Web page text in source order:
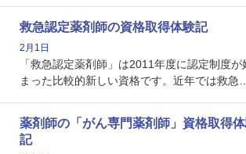
や、特有の疾患、心理状況を理解し、専門性を
深めることで、子どもとその保護者に寄り添え
る存在です。今回はそんな小児薬物療法認定薬
剤師の取得体験記をご紹介します。
救急認定薬剤師の資格取得体験記
2月1日
「救急認定薬剤師」は2011年度に認定制度が
まった比較的新しい資格です。近年では救急
とから、救急認定薬剤師を目指す病院薬剤師
増えているのではないでしょうか。今回はそ
な救急認定薬剤師の取得体験記をご紹介しま
薬剤師の「がん専門薬剤師」資格取得
記